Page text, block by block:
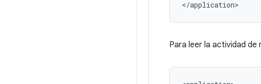
Para leer la actividad de